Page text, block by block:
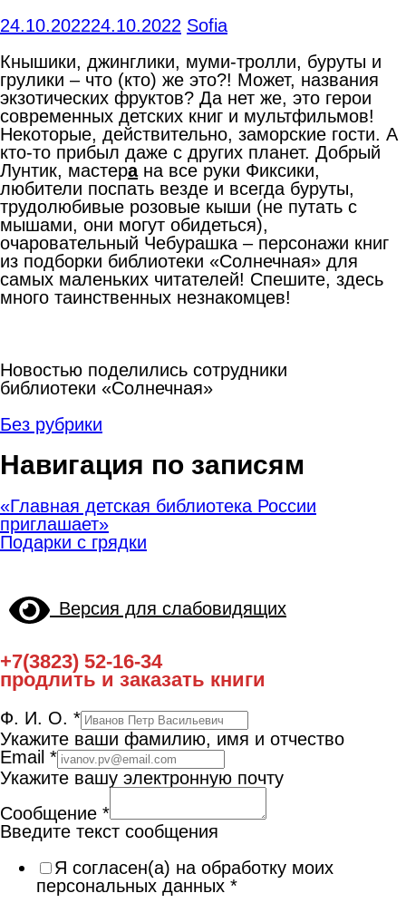
24.10.202224.10.2022 Sofia
Кнышики, джинглики, муми-тролли, буруты и
грулики – что (кто) же это?! Может, названия
экзотических фруктов? Да нет же, это герои
современных детских книг и мультфильмов!
Некоторые, действительно, заморские гости. А
кто-то прибыл даже с других планет. Добрый
Лунтик, мастерана все руки Фиксики,
любители поспать везде и всегда буруты,
трудолюбивые розовые кыши (не путать с
мышами, они могут обидеться),
очаровательный Чебурашка – персонажи книг
из подборки библиотеки «Солнечная» для
самых маленьких читателей! Спешите, здесь
много таинственных незнакомцев!
Новостью поделились сотрудники
библиотеки «Солнечная»
Без рубрики
Навигация по записям
«Главная детская библиотека России
приглашает»
Подарки с грядки
Версия для слабовидящих
+7(3823) 52-16-34
продлить и заказать книги
Ф. И. О. *
Укажите ваши фамилию, имя и отчество
Email *
Укажите вашу электронную почту
Сообщение *
Введите текст сообщения
Я согласен(а) на обработку моих
персональных данных *